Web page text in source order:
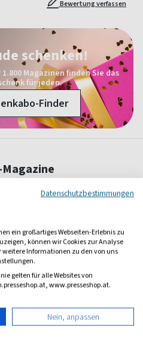
Bewertung verfassen
schenken!
Magazinen finden Sie das
für jeden.
Finder
Datenschutzbestimmungen
ein großartiges Webseiten-Erlebnis zu
können wir Cookies zur Analyse
Informationen zu den von uns
gelten für alle Websites von
www.presseshop.at.
Nein, anpassen